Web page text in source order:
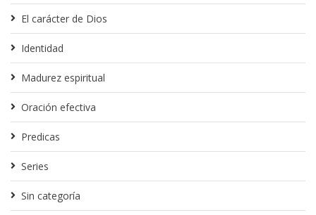
El carácter de Dios
Identidad
Madurez espiritual
Oración efectiva
Predicas
Series
Sin categoría